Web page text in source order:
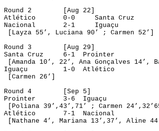
Round
2 Aug 22]
Atlético
0-0
Santa Cruz
Nacional
2-1
Iguaçu
[Layza 55’ , Luciana 90’
; Carmen 52’]
Round 3
Aug 29]
Santa Cruz
6-1
Prointer
[Amanda 10’ , 22’ , Ana Gonçalves 14’ ,
Iguaçu
1-0
Atlético
[Carmen 26’]
Round 4
[Sep 5]
Prointer
3-6
Iguaçu
[Poliana 39’ ,43’,71’ ; Carmen 24’
Atlético
7-1
Nacional
[Nathane 4’ , Mariana 13’ ,37’, Aline